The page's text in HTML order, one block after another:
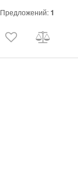
Предложений:1